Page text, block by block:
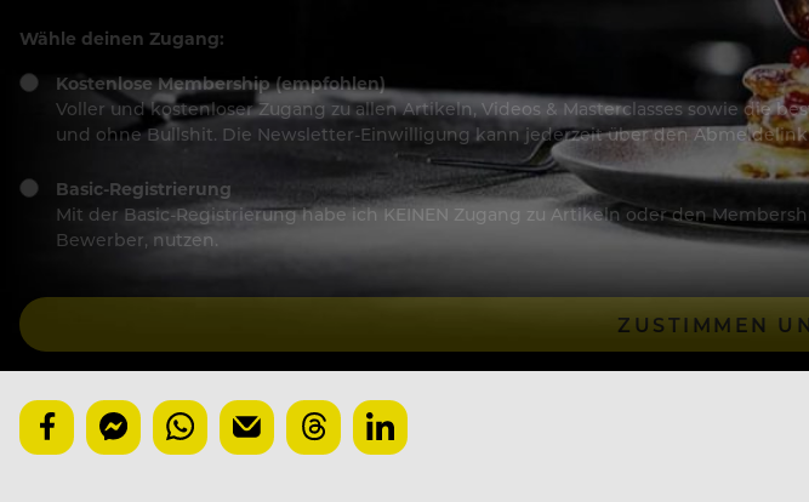
Wähle deinen Zugang:
Kostenlose Membership (empfohlen)
Voller und kostenloser Zugang zu allen Artikeln, Videos & Masterclasses sowie die
und ohne Bullshit. Die Newsletter-Einwilligung kann jederzeit über den
Basic-Registrierung
Mit der Basic-Registrierung habe ich KEINEN Zugang zu Artikeln oder den
Bewerber, nutzen.
ZUSTIMMEN